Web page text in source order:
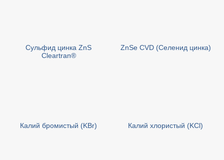
Сульфид цинка ZnS
Cleartran®
ZnSe CVD (Селенид цинка)
Калий бромистый (KBr) Калий хлористый (KCl)